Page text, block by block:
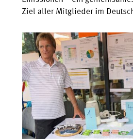
Ziel aller Mitglieder im